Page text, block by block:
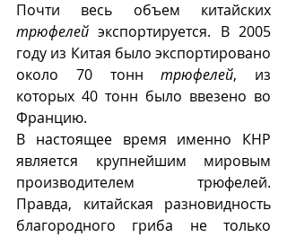
трюфелей экспортируется. В 2005
году из Китая было экспортировано
около 70 тонн трюфелей, из
которых 40 тонн было ввезено во
Францию.
В настоящее время именно КНР
является крупнейшим мировым
производителем трюфелей.
Правда, китайская разновидность
благородного гриба не только